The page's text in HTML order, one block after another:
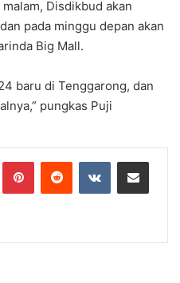
Disdikbud akan
pada minggu depan akan
Big Mall.
baru di Tenggarong, dan
pungkas Puji
PinterestReddit VKontakteShare via Email